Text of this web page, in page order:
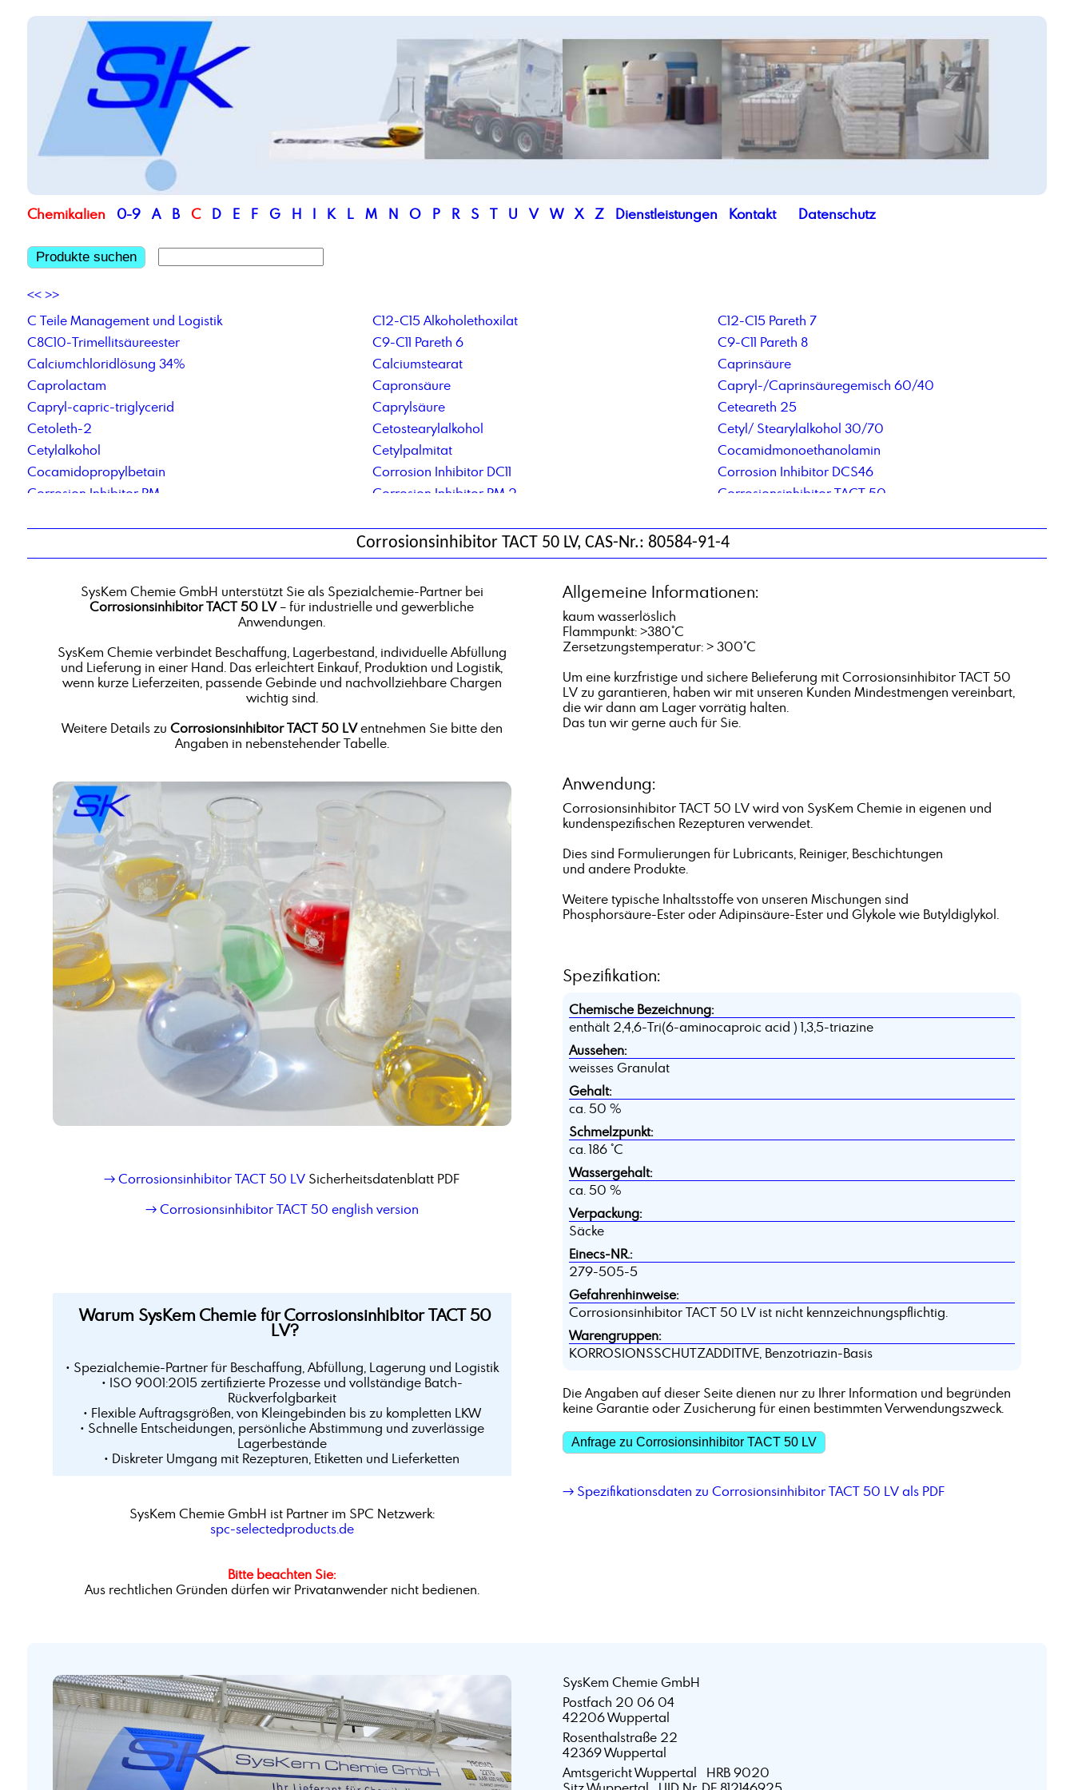
Chemikalien 0-9 A B C D E F G H I K L M N O P R S T U V W X Z Dienstleistungen Kontakt Datenschutz
Produkte suchen
<< >>
C Teile Management und Logistik
C12-C15 Alkoholethoxilat
C12-C15 Pareth 7
C8C10-Trimellitsäureester
C9-C11 Pareth 6
C9-C11 Pareth 8
Calciumchloridlösung 34%
Calciumstearat
Caprinsäure
Caprolactam
Capronsäure
Capryl-/Caprinsäuregemisch 60/40
Capryl-capric-triglycerid
Caprylsäure
Ceteareth 25
Cetoleth-2
Cetostearylalkohol
Cetyl/ Stearylalkohol 30/70
Cetylalkohol
Cetylpalmitat
Cocamidmonoethanolamin
Cocamidopropylbetain
Corrosion Inhibitor DC11
Corrosion Inhibitor DCS46
Corrosion Inhibitor PM
Corrosion Inhibitor PM 2
Corrosionsinhibitor TACT 50
Corrosionsinhibitor TACT 50 LV, CAS-Nr.: 80584-91-4
SysKem Chemie GmbH unterstützt Sie als Spezialchemie-Partner bei
Corrosionsinhibitor TACT 50 LV– für industrielle und gewerbliche
Anwendungen.
SysKem Chemie verbindet Beschaffung, Lagerbestand, individuelle Abfüllung
und Lieferung in einer Hand. Das erleichtert Einkauf, Produktion und Logistik,
wenn kurze Lieferzeiten, passende Gebinde und nachvollziehbare Chargen
wichtig sind.
Weitere Details zu Corrosionsinhibitor TACT 50 LVentnehmen Sie bitte den
Angaben in nebenstehender Tabelle.
→ Corrosionsinhibitor TACT 50 LV Sicherheitsdatenblatt PDF
→ Corrosionsinhibitor TACT 50 english version
Warum SysKem Chemie für Corrosionsinhibitor TACT 50
LV?
• Spezialchemie-Partner für Beschaffung, Abfüllung, Lagerung und Logistik
• ISO 9001:2015 zertifizierte Prozesse und vollständige Batch-
Rückverfolgbarkeit
• Flexible Auftragsgrößen, von Kleingebinden bis zu kompletten LKW
• Schnelle Entscheidungen, persönliche Abstimmung und zuverlässige
Lagerbestände
• Diskreter Umgang mit Rezepturen, Etiketten und Lieferketten
SysKem Chemie GmbH ist Partner im SPC Netzwerk:
spc-selectedproducts.de
Bitte beachten Sie:
Aus rechtlichen Gründen dürfen wir Privatanwender nicht bedienen.
Allgemeine Informationen:
kaum wasserlöslich
Flammpunkt: >380°C
Zersetzungstemperatur: > 300°C
Um eine kurzfristige und sichere Belieferung mit Corrosionsinhibitor TACT 50
LV zu garantieren, haben wir mit unseren Kunden Mindestmengen vereinbart,
die wir dann am Lager vorrätig halten.
Das tun wir gerne auch für Sie.
Anwendung:
Corrosionsinhibitor TACT 50 LV wird von SysKem Chemie in eigenen und
kundenspezifischen Rezepturen verwendet.
Dies sind Formulierungen für Lubricants, Reiniger, Beschichtungen
und andere Produkte.
Weitere typische Inhaltsstoffe von unseren Mischungen sind
Phosphorsäure-Ester oder Adipinsäure-Ester und Glykole wie Butyldiglykol.
Spezifikation:
Chemische Bezeichnung:
enthält 2,4,6-Tri(6-aminocaproic acid ) 1,3,5-triazine
Aussehen:
weisses Granulat
Gehalt:
ca. 50 %
Schmelzpunkt:
ca. 186 °C
Wassergehalt:
ca. 50 %
Verpackung:
Säcke
Einecs-NR.:
279-505-5
Gefahrenhinweise:
Corrosionsinhibitor TACT 50 LV ist nicht kennzeichnungspflichtig.
Warengruppen:
KORROSIONSSCHUTZADDITIVE, Benzotriazin-Basis
Die Angaben auf dieser Seite dienen nur zu Ihrer Information und begründen
keine Garantie oder Zusicherung für einen bestimmten Verwendungszweck.
Anfrage zu Corrosionsinhibitor TACT 50 LV
→ Spezifikationsdaten zu Corrosionsinhibitor TACT 50 LV als PDF
SysKem Chemie GmbH
Postfach 20 06 04
42206 Wuppertal
Rosenthalstraße 22
42369 Wuppertal
Amtsgericht Wuppertal HRB 9020